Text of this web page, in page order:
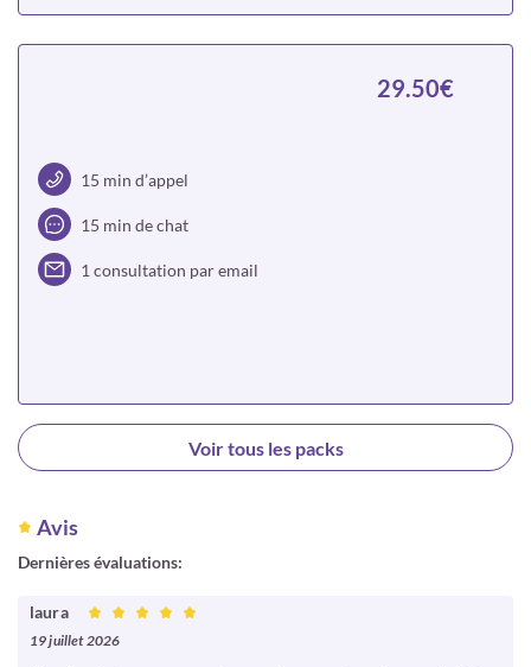
15 min d’appel
15 min de chat
1 consultation par email
29.50€
Choisir
Voir tous les packs
Avis
Dernières évaluations:
laura
19 juillet 2026